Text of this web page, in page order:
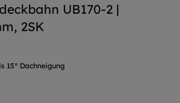
UB170-2 |
2SK
15° Dachneigung